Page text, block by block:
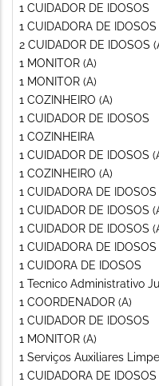
1 CUIDADOR DE IDOSOS
1 CUIDADORA DE IDOSOS
2 CUIDADOR DE IDOSOS
1 MONITOR (A)
1 MONITOR (A)
1 COZINHEIRO (A)
1 CUIDADOR DE IDOSOS
1 COZINHEIRA
1 CUIDADOR DE IDOSOS
1 COZINHEIRO (A)
1 CUIDADORA DE IDOSOS
1 CUIDADOR DE IDOSOS
1 CUIDADOR DE IDOSOS
1 CUIDADORA DE IDOSOS
1 CUIDORA DE IDOSOS
1 Tecnico Administrativo
1 COORDENADOR (A)
1 CUIDADOR DE IDOSOS
1 MONITOR (A)
1 Serviços Auxiliares
1 CUIDADORA DE IDOSOS